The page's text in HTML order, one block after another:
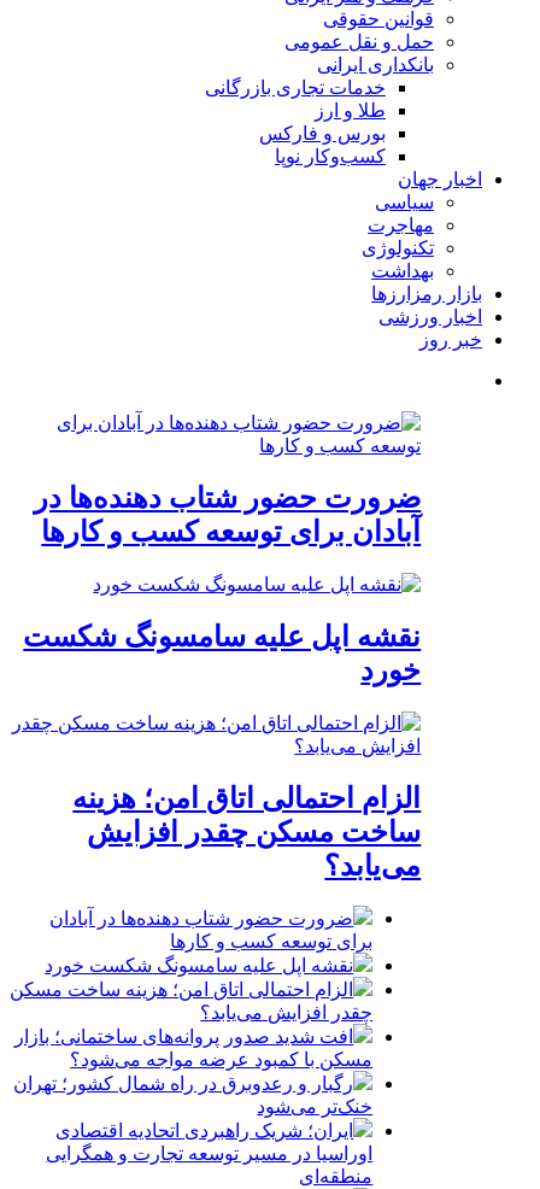
قوانین حقوقی
حمل و نقل عمومی
بانکداری ایرانی
خدمات تجاری بازرگانی
طلا و ارز
بورس و فارکس
کسب‌وکار نوپا
اخبار جهان
سیاسی
مهاجرت
تکنولوژی
بهداشت
بازار رمزارزها
اخبار ورزشی
خبر روز
ضرورت حضور شتاب ‌دهنده‌ها در
آبادان برای توسعه کسب‌ و کارها
نقشه اپل علیه سامسونگ شکست
خورد
الزام احتمالی اتاق امن؛ هزینه
ساخت مسکن چقدر افزایش
می‌یابد؟
ضرورت حضور شتاب ‌دهنده‌ها در آبادان
برای توسعه کسب‌ و کارها
نقشه اپل علیه سامسونگ شکست خورد
الزام احتمالی اتاق امن؛ هزینه ساخت مسکن
چقدر افزایش می‌یابد؟
افت شدید صدور پروانه‌های ساختمانی؛ بازار
مسکن با کمبود عرضه مواجه می‌شود؟
رگبار و رعدوبرق در راه شمال کشور؛ تهران
خنک‌تر می‌شود
ایران؛ شریک راهبردی اتحادیه اقتصادی
اوراسیا در مسیر توسعه تجارت و همگرایی
منطقه‌ای